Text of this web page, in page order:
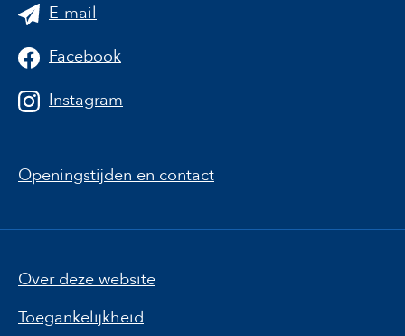
E-mail
Facebook
Instagram
Openingstijden en contact
Over deze website
Toegankelijkheid